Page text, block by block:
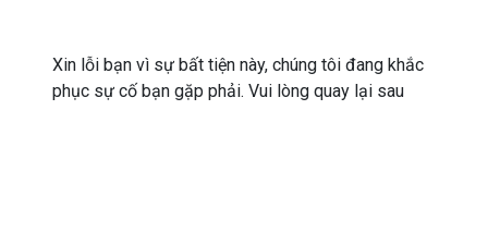
Xin lỗi bạn vì sự bất tiện này, chúng tôi đang khắc
phục sự cố bạn gặp phải. Vui lòng quay lại sau